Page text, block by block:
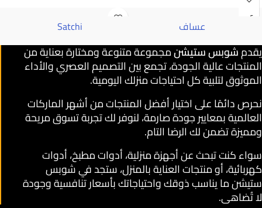
عساف Satchi
يقدمشوبس ستيشنمجموعة متنوعة ومختارة بعناية من
المنتجات عالية الجودة، تجمع بين التصميم العصري والأداء
الموثوق لتلبية كل احتياجات منزلك اليومية.
نحرص دائمًا على اختيار أفضل المنتجات من أشهر الماركات
العالمية بمعايير جودة صارمة، لنوفر لك تجربة تسوق مريحة
ومميزة تضمن لك الرضا التام.
سواء كنت تبحث عن أجهزة منزلية، أدوات مطبخ، أدوات
كهربائية، أو منتجات العناية بالمنزل، ستجد في شوبس
ستيشن ما يناسب ذوقك واحتياجاتك بأسعار تنافسية وجودة
لا تُضاهى.